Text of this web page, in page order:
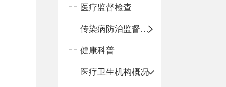
医疗监督检查
传染病防治监督检查
健康科普
医疗卫生机构概况